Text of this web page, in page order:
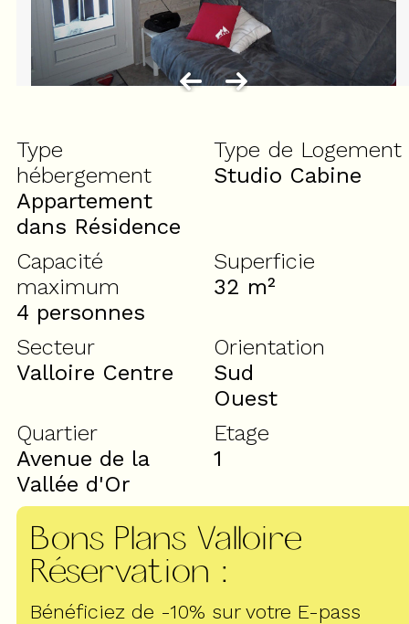
Type
hébergement
Appartement
dans Résidence
Type de Logement
Studio Cabine
Capacité
maximum
4 personnes
Superficie
32 m²
Secteur
Valloire Centre
Orientation
Sud
Ouest
Quartier
Avenue de la
Vallée d'Or
Etage
1
Bons Plans Valloire
Réservation :
Bénéficiez de -10% sur votre E-pass